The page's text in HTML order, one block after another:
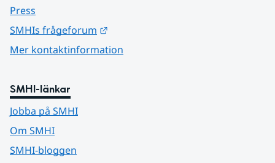
Press
SMHIs frågeforum
Mer kontaktinformation
SMHI-länkar
Jobba på SMHI
Om SMHI
SMHI-bloggen